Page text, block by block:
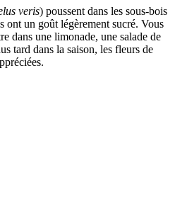
veris) poussent dans les sous-bois
ont un goût légèrement sucré. Vous
dans une limonade, une salade de
tard dans la saison, les fleurs de